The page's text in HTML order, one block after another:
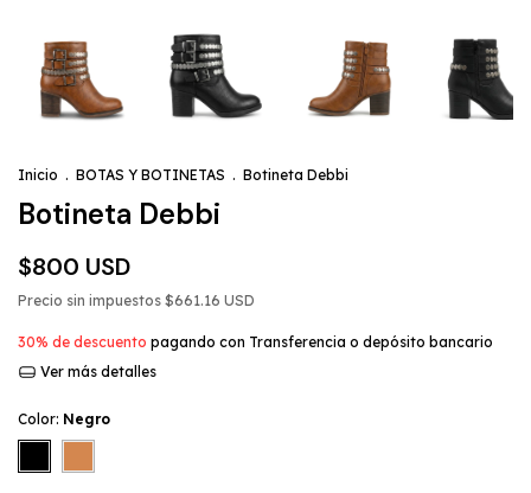
Inicio . BOTAS Y BOTINETAS . Botineta Debbi
Botineta Debbi
$800 USD
Precio sin impuestos $661.16 USD
30% de descuento pagando con Transferencia o depósito bancario
Ver más detalles
Color: Negro